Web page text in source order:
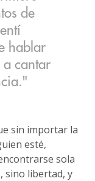
de
hablar
a cantar
sin importar la
esté,
sola
sino libertad, y